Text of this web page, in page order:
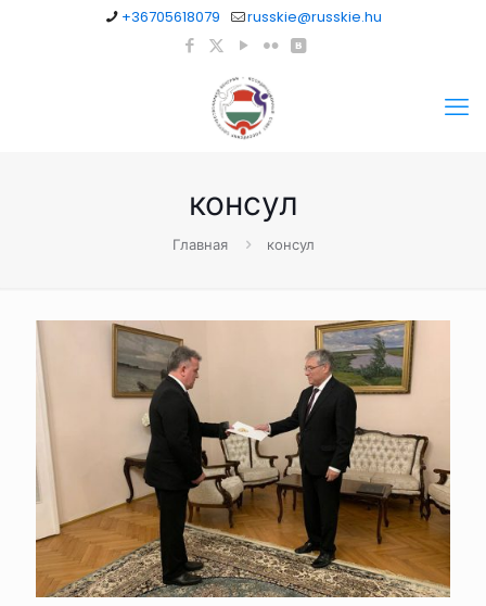
+36705618079 russkie@russkie.hu
консул
Главная консул